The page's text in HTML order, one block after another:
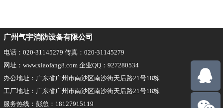
广州气宇消防设备有限公司
电话：020-31145279 传真：020-31145279
网址：www.xiaofang8.com 企业QQ：927280534
办公地址：广东省广州市南沙区南沙街天后路21号18栋
工厂地址：广东省广州市南沙区南沙街天后路21号18栋
服务热线：彭总：18127915119